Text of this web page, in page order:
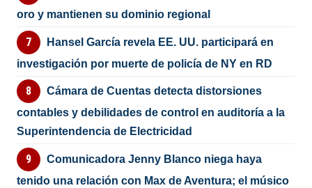
oro y mantienen su dominio regional
Hansel García revela EE. UU. participará en
investigación por muerte de policía de NY en RD
Cámara de Cuentas detecta distorsiones
contables y debilidades de control en auditoría a la
Superintendencia de Electricidad
Comunicadora Jenny Blanco niega haya
tenido una relación con Max de Aventura; el músico